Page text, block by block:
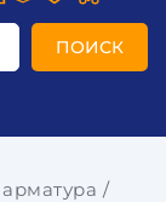
ПОИСК